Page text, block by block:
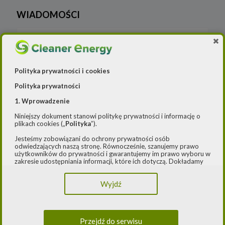
WIADOMOŚCI
Atom
Cleaner Industry
Czystsze powietrze
E-ŁADOWARKI 2
E-mapy
E-mobilność Local content
Polityka prywatności i cookies
Polityka prywatności
1. Wprowadzenie
Niniejszy dokument stanowi politykę prywatności i informację o
plikach cookies („Polityka”).
Jesteśmy zobowiązani do ochrony prywatności osób
odwiedzających naszą stronę. Równocześnie, szanujemy prawo
użytkowników do prywatności i gwarantujemy im prawo wyboru w
zakresie udostępniania informacji, które ich dotyczą. Dokładamy
przepisami, w szczególności rozporządzeniem Parlamentu
Europejskiego i Rady (UE) 2016/979 z dnia 27 kwietnia 2016 r. w
10 maja 2018 roku o ochronie danych osobowych („
Wyjdź
Przejdź do serwisu